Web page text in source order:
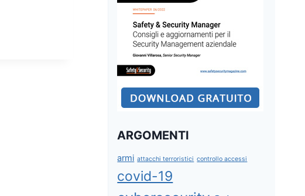
ARGOMENTI
armi attacchi terroristici controllo accessi
covid-19